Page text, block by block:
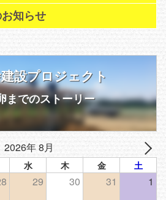
知らせ
設プロジェクト
までのストーリー
2026年 8月
水 木 金 土
29 30 31 1